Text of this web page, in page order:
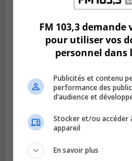
Publié le 6 août 2026 à 11h58
Des jeunes ciblent
le Défi écrou de roue
FM 103,3
pour utiliser vos
personnel dans
Publicités et contenu
performance des
d’audience et
Stocker et/ou accéder
appareil
En savoir plus